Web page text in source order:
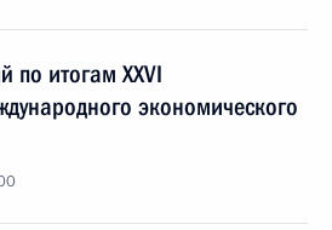
по итогам XXVI
экономического